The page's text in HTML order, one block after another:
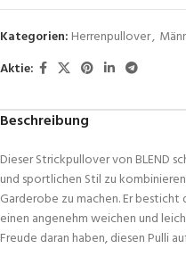
Kategorien: Herrenpullover,
Aktie:
Beschreibung
Dieser Strickpullover von BLEND
und sportlichen Stil zu
Garderobe zu machen. Er
einen angenehm weichen und
Freude daran haben, diesen Pulli